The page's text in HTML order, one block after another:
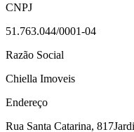
CNPJ
51.763.044/0001-04
Razão Social
Chiella Imoveis
Endereço
Rua Santa Catarina, 817